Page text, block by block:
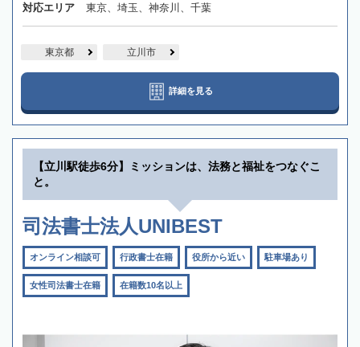
対応エリア 東京、埼玉、神奈川、千葉
東京都 立川市
詳細を見る
【立川駅徒歩6分】ミッションは、法務と福祉をつなぐこ
と。
司法書士法人UNIBEST
オンライン相談可 行政書士在籍 役所から近い 駐車場あり
女性司法書士在籍 在籍数10名以上